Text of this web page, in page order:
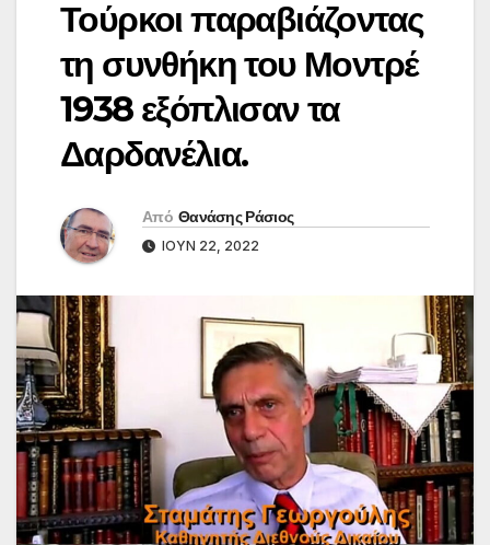
Τούρκοι παραβιάζοντας
τη συνθήκη του Μοντρέ
1938 εξόπλισαν τα
Δαρδανέλια.
Από Θανάσης Ράσιος
ΙΟΎΝ 22, 2022